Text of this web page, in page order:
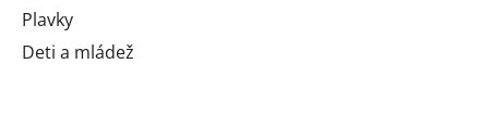
Plavky
Deti a mládež